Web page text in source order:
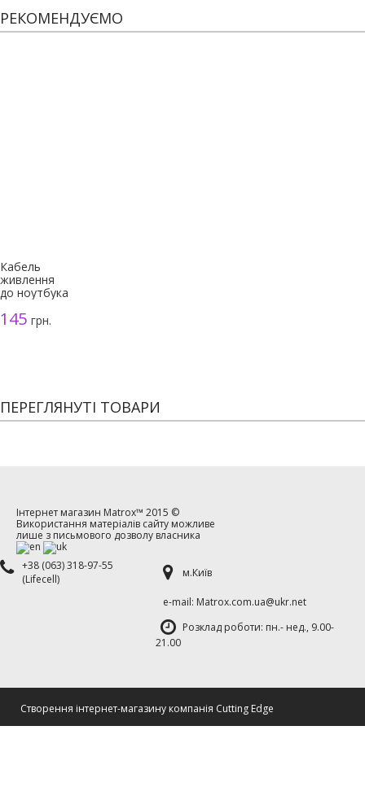
РЕКОМЕНДУЄМО
Кабель
живлення
до ноутбука
контактний
(мікімаус),
145 грн.
ПЕРЕГЛЯНУТІ ТОВАРИ
Інтернет магазин Matrox™ 2015 ©
Використання матеріалів сайту можливе
лише з письмового дозволу власника
+38 (063) 318-97-55
(Lifecell)
м.Київ
е-mаil: Matrox.com.ua@ukr.net
Розклад роботи: пн.- нед., 9.00-
21.00
Cтворення інтернет-магазину компанія Cutting Edge